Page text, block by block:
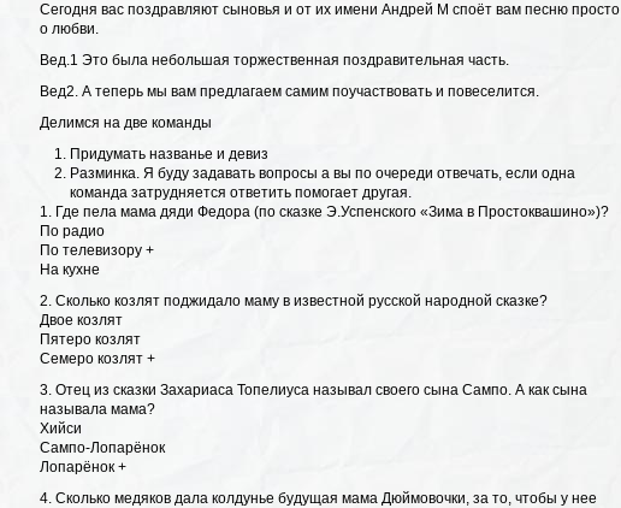
Сегодня вас поздравляют сыновья и от их имени Андрей М споёт вам песню просто
о любви.
Вед.1 Это была небольшая торжественная поздравительная часть.
Вед2. А теперь мы вам предлагаем самим поучаствовать и повеселится.
Делимся на две команды
Придумать названье и девиз
Разминка. Я буду задавать вопросы а вы по очереди отвечать, если одна
команда затрудняется ответить помогает другая.
1. Где пела мама дяди Федора (по сказке Э.Успенского «Зима в Простоквашино»)?
По радио
По телевизору +
На кухне
2. Сколько козлят поджидало маму в известной русской народной сказке?
Двое козлят
Пятеро козлят
Семеро козлят +
3. Отец из сказки Захариаса Топелиуса называл своего сына Сампо. А как сына
называла мама?
Хийси
Сампо-Лопарёнок
Лопарёнок +
4. Сколько медяков дала колдунье будущая мама Дюймовочки, за то, чтобы у нее